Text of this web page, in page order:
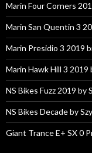
Marin Four Corners
Marin San Quentin 3
Marin Presidio 3 2019
Marin Hawk Hill 3 2019
NS Bikes Fuzz 2019 by
NS Bikes Decade by
Giant Trance E+ SX 0